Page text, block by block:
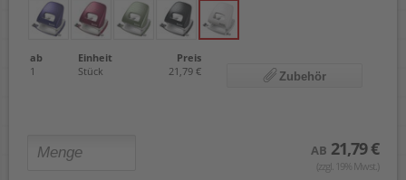
ab Einheit
Preis
1
Stück 21,79 € Zubehör
AB 21,79 €
(zzgl. 19% Mwst.)